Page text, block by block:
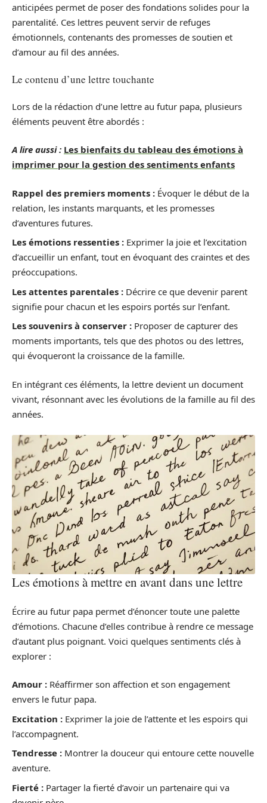
anticipées permet de poser des fondations solides pour la
parentalité. Ces lettres peuvent servir de refuges
émotionnels, contenants des promesses de soutien et
d’amour au fil des années.
Le contenu d’une lettre touchante
Lors de la rédaction d’une lettre au futur papa, plusieurs
éléments peuvent être abordés :
A lire aussi : Les bienfaits du tableau des émotions à
imprimer pour la gestion des sentiments enfants
Rappel des premiers moments : Évoquer le début de la
relation, les instants marquants, et les promesses
d’aventures futures.
Les émotions ressenties : Exprimer la joie et l’excitation
d’accueillir un enfant, tout en évoquant des craintes et des
préoccupations.
Les attentes parentales : Décrire ce que devenir parent
signifie pour chacun et les espoirs portés sur l’enfant.
Les souvenirs à conserver : Proposer de capturer des
moments importants, tels que des photos ou des lettres,
qui évoqueront la croissance de la famille.
En intégrant ces éléments, la lettre devient un document
vivant, résonnant avec les évolutions de la famille au fil des
années.
Les émotions à mettre en avant dans une lettre
Écrire au futur papa permet d’énoncer toute une palette
d’émotions. Chacune d’elles contribue à rendre ce message
d’autant plus poignant. Voici quelques sentiments clés à
explorer :
Amour : Réaffirmer son affection et son engagement
envers le futur papa.
Excitation : Exprimer la joie de l’attente et les espoirs qui
l’accompagnent.
Tendresse : Montrer la douceur qui entoure cette nouvelle
aventure.
Fierté : Partager la fierté d’avoir un partenaire qui va